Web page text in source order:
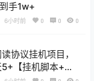
手1w+
6小时前 0 0 0
协议挂机项目，
【挂机脚本+使